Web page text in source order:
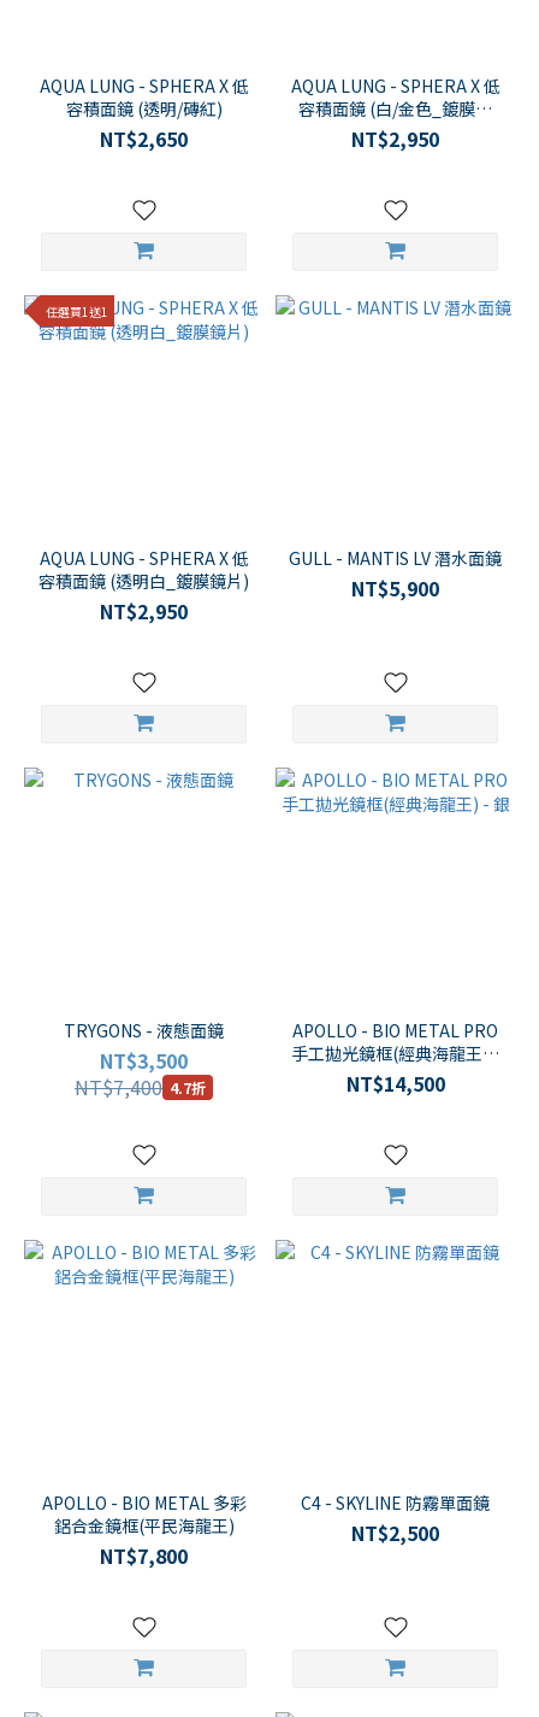
AQUA LUNG - SPHERA X 低
容積面鏡 (透明/磚紅)
NT$2,650
AQUA LUNG - SPHERA X 低
容積面鏡 (白/金色_鍍膜鏡
片)
NT$2,950
任選買1送1
AQUA LUNG - SPHERA X 低
容積面鏡 (透明白_鍍膜鏡片)
NT$2,950
GULL - MANTIS LV 潛水面鏡
NT$5,900
TRYGONS - 液態面鏡
NT$3,500
NT$7,400 4.7折
APOLLO - BIO METAL PRO
手工拋光鏡框(經典海龍王) -
銀
NT$14,500
APOLLO - BIO METAL 多彩
鋁合金鏡框(平民海龍王)
NT$7,800
C4 - SKYLINE 防霧單面鏡
NT$2,500